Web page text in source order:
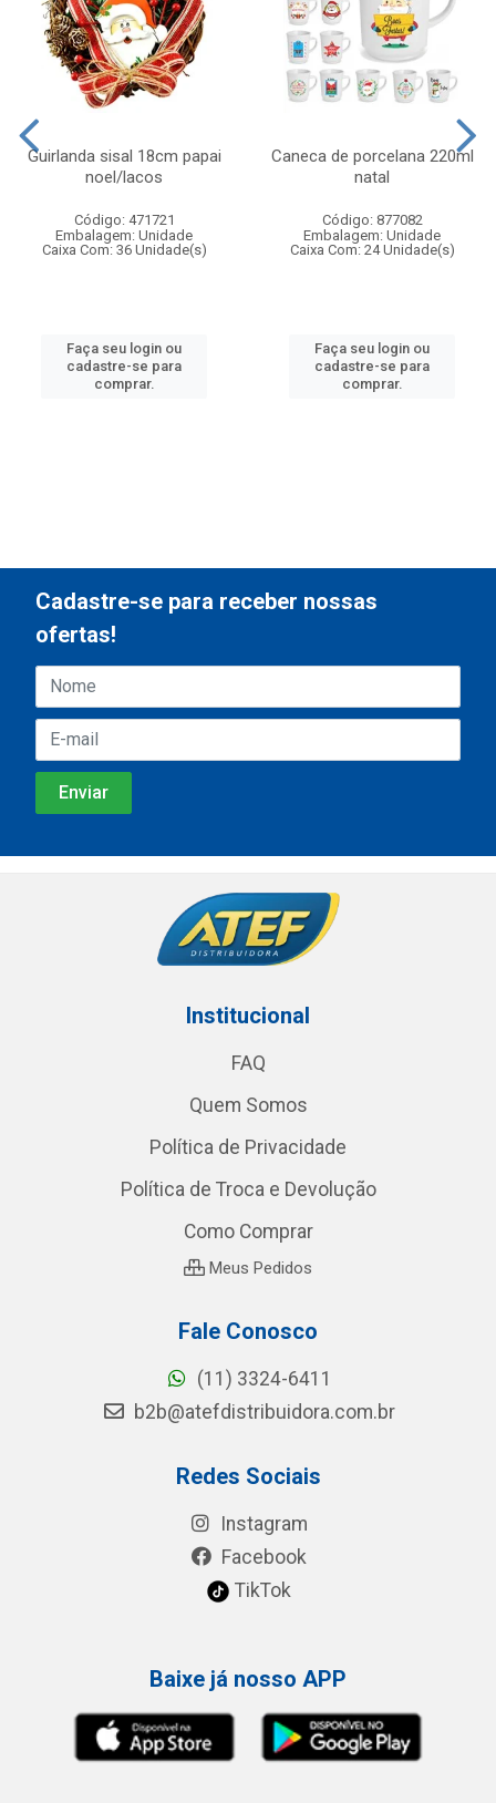
Guirlanda sisal 18cm papai
noel/lacos
Código: 471721
Embalagem: Unidade
Caixa Com: 36 Unidade(s)
Faça seu login ou
cadastre-se para
comprar.
Caneca de porcelana 220ml
natal
Código: 877082
Embalagem: Unidade
Caixa Com: 24 Unidade(s)
Faça seu login ou
cadastre-se para
comprar.
Cadastre-se para receber nossas
ofertas!
Institucional
FAQ
Quem Somos
Política de Privacidade
Política de Troca e Devolução
Como Comprar
Meus Pedidos
Fale Conosco
(11) 3324-6411
b2b@atefdistribuidora.com.br
Redes Sociais
Instagram
Facebook
TikTok
Baixe já nosso APP